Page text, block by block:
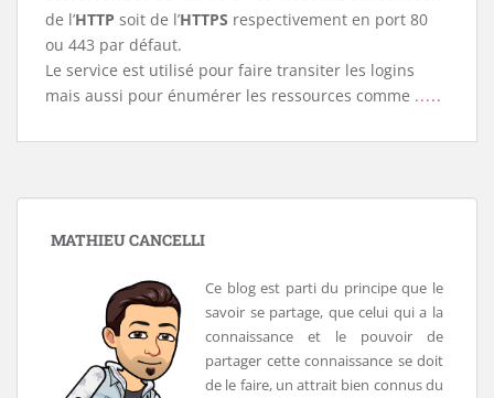
de l’HTTP soit de l’HTTPS respectivement en port 80
ou 443 par défaut.
Le service est utilisé pour faire transiter les logins
mais aussi pour énumérer les ressources comme .....
MATHIEU CANCELLI
Ce blog est parti du principe que le
savoir se partage, que celui qui a la
connaissance et le pouvoir de
partager cette connaissance se doit
de le faire, un attrait bien connus du